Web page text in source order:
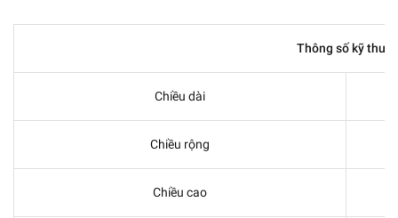
Thông số kỹ thuật
Chiều dài
Chiều rộng
Chiều cao